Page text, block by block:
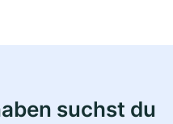
suchst du